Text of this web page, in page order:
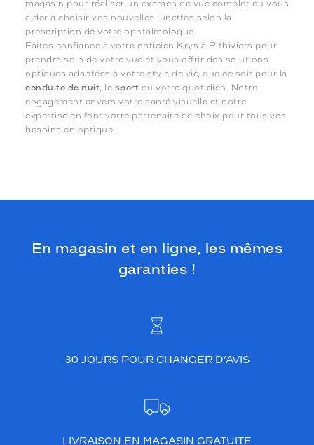
magasin pour réaliser un examen de vue complet ou vous
aider à choisir vos nouvelles lunettes selon la
prescription de votre ophtalmologue.
Faites confiance à votre opticien Krys à Pithiviers pour
prendre soin de votre vue et vous offrir des solutions
optiques adaptées à votre style de vie, que ce soit pour la
conduite de nuit , le sport ou votre quotidien. Notre
engagement envers votre santé visuelle et notre
expertise en font votre partenaire de choix pour tous vos
besoins en optique.
En magasin et en ligne, les mêmes
garanties !
30 JOURS POUR CHANGER D’AVIS
LIVRAISON EN MAGASIN GRATUITE